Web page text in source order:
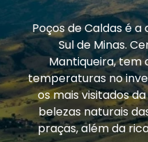
Poços de Caldas é
Sul de Minas.
Mantiqueira, tem
temperaturas no
os mais visitados
belezas naturais
praças, além da